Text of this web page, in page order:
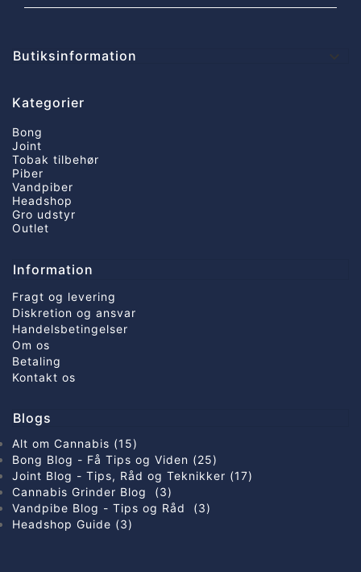
Butiksinformation
Kategorier
Bong
Joint
Tobak tilbehør
Piber
Vandpiber
Headshop
Gro udstyr
Outlet
Information
Fragt og levering
Diskretion og ansvar
Handelsbetingelser
Om os
Betaling
Kontakt os
Blogs
Alt om Cannabis (15)
Bong Blog - Få Tips og Viden (25)
Joint Blog - Tips, Råd og Teknikker (17)
Cannabis Grinder Blog (3)
Vandpibe Blog - Tips og Råd (3)
Headshop Guide (3)